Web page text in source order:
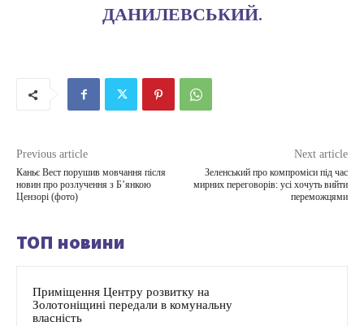
ДАНИЛЕВСЬКИЙ.
Previous article
Каньє Вест порушив мовчання після
новин про розлучення з Бʼянкою
Цензорі (фото)
Next article
Зеленський про компроміси під час
мирних переговорів: усі хочуть вийти
переможцями
ТОП новини
Приміщення Центру розвитку на
Золотоніщині передали в комунальну
власність